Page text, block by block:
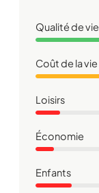
Qualité de vie
Coût de la vie
Loisirs
Économie
Enfants